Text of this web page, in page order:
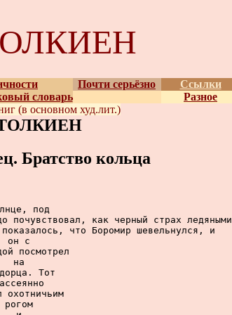
Почти серьёзно
Ссылки
словарь
Разное
(в основном худ.лит.)
ТОЛКИЕН
Братство кольца
под
почувствовал, как черный страх ледяными
что Боромир шевельнулся, и
он с
посмотрел
на
Тот
охотничьим
рогом